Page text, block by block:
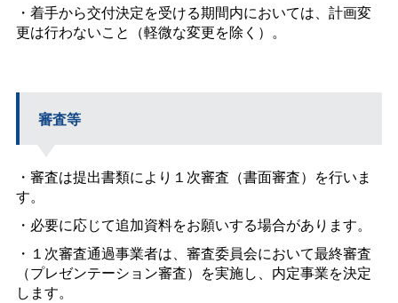
・着手から交付決定を受ける期間内においては、計画変
更は行わないこと（軽微な変更を除く）。
審査等
・審査は提出書類により１次審査（書面審査）を行いま
す。
・必要に応じて追加資料をお願いする場合があります。
・１次審査通過事業者は、審査委員会において最終審査
（プレゼンテーション審査）を実施し、内定事業を決定
します。